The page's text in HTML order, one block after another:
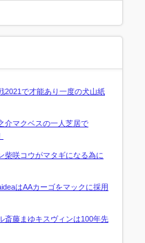
2021で才能あり一度の犬山紙
介マクベスの一人芝居で
柴咲コウがマタギになる為に
はAAカーゴをマックに採用
斎藤まゆキスヴィンは100年先